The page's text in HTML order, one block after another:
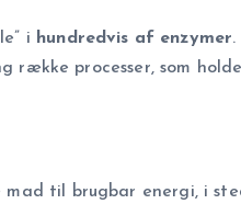
i hundredvis af enzymer
række processer, som
mad til brugbar energi, i